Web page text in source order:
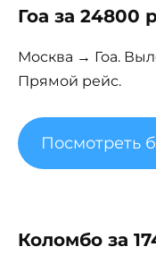
Гоа за 24800
Москва → Гоа.
Прямой рейс.
Посмотреть
Коломбо за